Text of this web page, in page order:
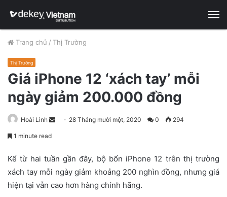
Trang chủ / Thị Trường
Thị Trường
Giá iPhone 12 ‘xách tay’ mỗi
ngày giảm 200.000 đồng
Hoài Linh
d
a
28 Tháng mười một, 2020 0 294
1 minute read
Kể từ hai tuần gần đây, bộ bốn iPhone 12 trên thị trường
xách tay mỗi ngày giảm khoảng 200 nghìn đồng, nhưng giá
hiện tại vẫn cao hơn hàng chính hãng.